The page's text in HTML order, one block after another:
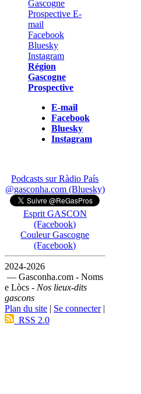
Région
Gascogne
Prospective
E-mail
Facebook
Bluesky
Instagram
Podcasts sur Ràdio País
@gasconha.com (Bluesky)
Esprit GASCON
(Facebook)
Couleur Gascogne
(Facebook)
2024-2026
— Gasconha.com - Noms
e Lòcs - Nos lieux-dits
gascons
Plan du site | Se connecter|
RSS 2.0